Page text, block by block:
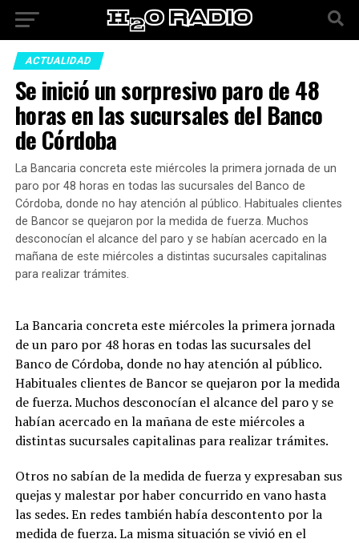
ACTUALIDAD
Se inició un sorpresivo paro de 48
horas en las sucursales del Banco
de Córdoba
La Bancaria concreta este miércoles la primera jornada de un
paro por 48 horas en todas las sucursales del Banco de
Córdoba, donde no hay atención al público. Habituales clientes
de Bancor se quejaron por la medida de fuerza. Muchos
desconocían el alcance del paro y se habían acercado en la
mañana de este miércoles a distintas sucursales capitalinas
para realizar trámites.
La Bancaria concreta este miércoles la primera jornada
de un paro por 48 horas en todas las sucursales del
Banco de Córdoba, donde no hay atención al público.
Habituales clientes de Bancor se quejaron por la medida
de fuerza. Muchos desconocían el alcance del paro y se
habían acercado en la mañana de este miércoles a
distintas sucursales capitalinas para realizar trámites.
Otros no sabían de la medida de fuerza y expresaban sus
quejas y malestar por haber concurrido en vano hasta
las sedes. En redes también había descontento por la
medida de fuerza. La misma situación se vivió en el